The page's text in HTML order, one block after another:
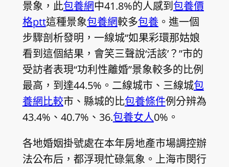
景象，此包養網中41.8%的人感到包養價
格ptt這種景象包養網較多包養。進一個
步驟剖析發明，一線城“如果彩環那姑娘
看到這個結果，會笑三聲說‘活該’？”市的
受訪者表現“功利性離婚”景象較多的比例
最高，到達44.5%。二線城市、三線城包
養網比較市、縣城的比包養條件例分辨為
43.4%、40.7%、36.包養女人0%。
各地婚姻掛號處在本年房地產市場調控辦
法公布后，都浮現忙碌氣象。上海市閔行